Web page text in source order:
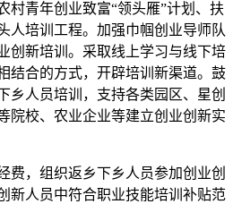
村青年创业致富“领头雁”计划、扶
人培训工程。加强巾帼创业导师队
创新培训。采取线上学习与线下培
结合的方式，开辟培训新渠道。鼓
乡人员培训，支持各类园区、星创
院校、农业企业等建立创业创新实
费，组织返乡下乡人员参加创业创
新人员中符合职业技能培训补贴范